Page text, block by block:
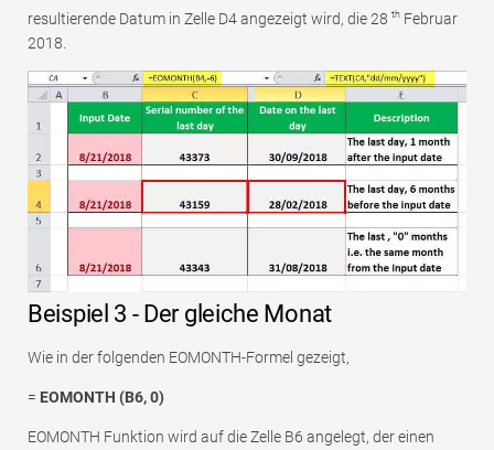
resultierende Datum in Zelle D4 angezeigt wird, die 28 th Februar
2018.
Beispiel 3 - Der gleiche Monat
Wie in der folgenden EOMONTH-Formel gezeigt,
= EOMONTH (B6, 0)
EOMONTH Funktion wird auf die Zelle B6 angelegt, der einen